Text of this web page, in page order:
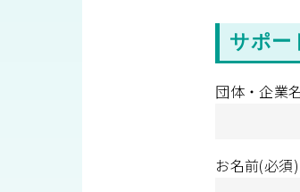
サポー
団体・企業名
お名前(必須)